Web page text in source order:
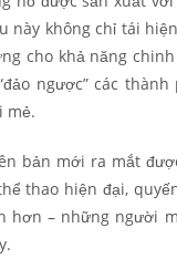
này không chỉ tái
cho khả năng
ngược” các
mẻ.
bản mới ra mắt
thao hiện đại,
hơn – những người